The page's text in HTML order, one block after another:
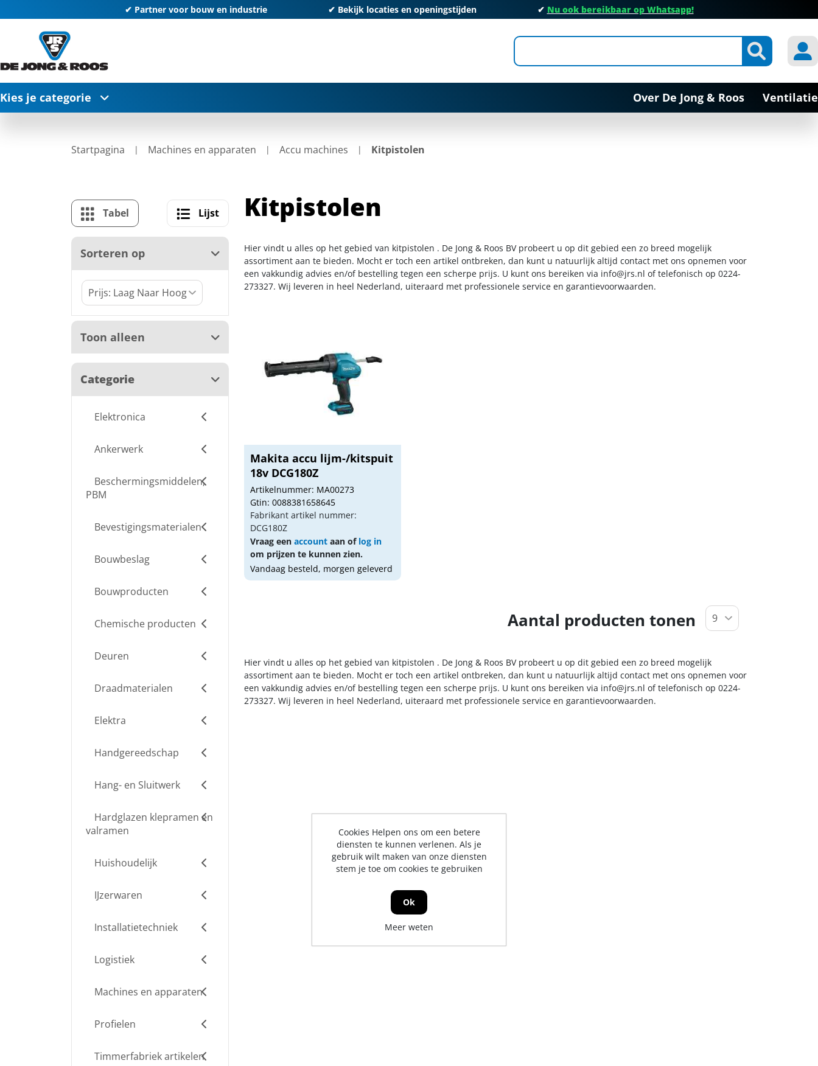
✔ Partner voor bouw en industrie ✔ Bekijk locaties en openingstijden ✔ Nu ook bereikbaar op Whatsapp!
Kies je categorie Over De Jong & Roos Ventilatie
Startpagina Machines en apparaten Accu machines Kitpistolen
Tabel Lijst
Sorteren op
Toon alleen
Categorie
Elektronica
Ankerwerk
Beschermingsmiddelen,
PBM
Bevestigingsmaterialen
Bouwbeslag
Bouwproducten
Chemische producten
Deuren
Draadmaterialen
Elektra
Handgereedschap
Hang- en Sluitwerk
Hardglazen klepramen en
valramen
Huishoudelijk
IJzerwaren
Installatietechniek
Logistiek
Machines en apparaten
Profielen
Timmerfabriek artikelen
Kitpistolen
Hier vindt u alles op het gebied van kitpistolen . De Jong & Roos BV probeert u op dit gebied een zo breed mogelijk
assortiment aan te bieden. Mocht er toch een artikel ontbreken, dan kunt u natuurlijk altijd contact met ons opnemen voor
een vakkundig advies en/of bestelling tegen een scherpe prijs. U kunt ons bereiken via info@jrs.nl of telefonisch op 0224-
273327. Wij leveren in heel Nederland, uiteraard met professionele service en garantievoorwaarden.
Makita accu lijm-/kitspuit
18v DCG180Z
Artikelnummer: MA00273
Gtin: 0088381658645
Fabrikant artikel nummer:
DCG180Z
Vraag een accountaan of log in
om prijzen te kunnen zien.
Vandaag besteld, morgen geleverd
Aantal producten tonen
Hier vindt u alles op het gebied van kitpistolen . De Jong & Roos BV probeert u op dit gebied een zo breed mogelijk
assortiment aan te bieden. Mocht er toch een artikel ontbreken, dan kunt u natuurlijk altijd contact met ons opnemen voor
een vakkundig advies en/of bestelling tegen een scherpe prijs. U kunt ons bereiken via info@jrs.nl of telefonisch op 0224-
273327. Wij leveren in heel Nederland, uiteraard met professionele service en garantievoorwaarden.
Cookies Helpen ons om een betere
diensten te kunnen verlenen. Als je
gebruik wilt maken van onze diensten
stem je toe om cookies te gebruiken
Ok
Meer weten